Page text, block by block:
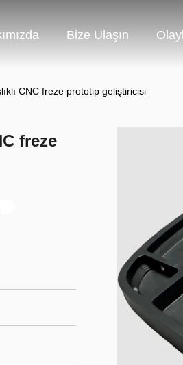
Bize Ulaşın
CNC freze prototip geliştiricisi
freze